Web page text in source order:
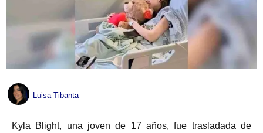
Luisa Tibanta
Kyla Blight, una joven de 17 años, fue trasladada de